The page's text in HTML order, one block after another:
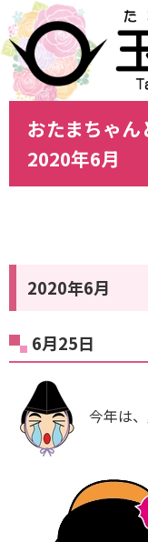
おたまちゃ
2020年6月
2020年6月
6月25日
今年は